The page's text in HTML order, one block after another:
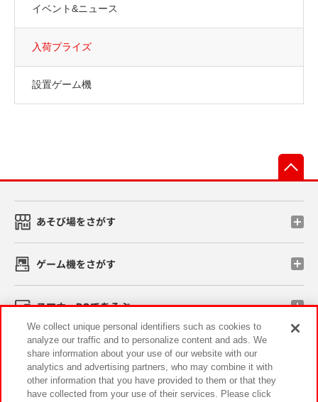
イベント&ニュース
入荷プライズ
設置ゲーム機
あそび場をさがす
ゲーム機をさがす
スマホ・PCであそぶ
イベント・キャンペーン
We collect unique personal identifiers such as cookies to
analyze our traffic and to personalize content and ads. We
share information about your use of our website with our
analytics and advertising partners, who may combine it with
other information that you have provided to them or that they
have collected from your use of their services. Please click